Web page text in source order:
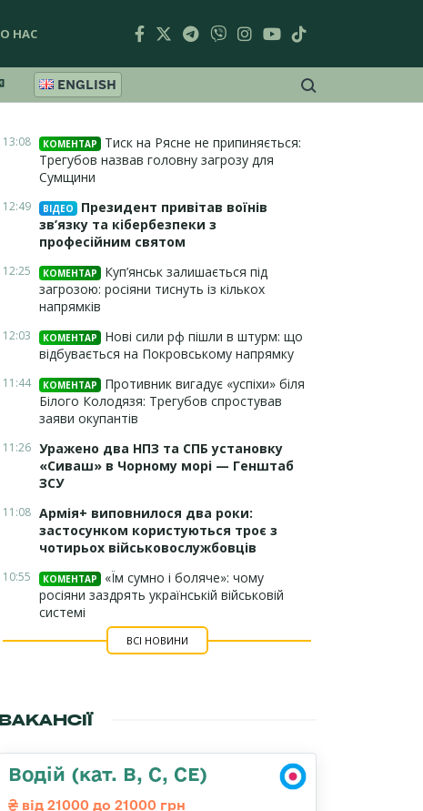
НАС
ENGLISH
13:08 КОМЕНТАР
Тиск на Рясне не припиняється:
Трегубов назвав головну загрозу для
Сумщини
12:49 ВІДЕО
Президент привітав воїнів
зв’язку та кібербезпеки з
професійним святом
12:25 КОМЕНТАР
Куп’янськ залишається під
загрозою: росіяни тиснуть із кількох
напрямків
12:03 КОМЕНТАР
Нові сили рф пішли в штурм: що
відбувається на Покровському напрямку
11:44 КОМЕНТАР
Противник вигадує «успіхи» біля
Білого Колодязя: Трегубов спростував
заяви окупантів
11:26 Уражено два НПЗ та СПБ установку
«Сиваш» в Чорному морі — Генштаб
ЗСУ
11:08 Армія+ виповнилося два роки:
застосунком користуються троє з
чотирьох військовослужбовців
10:55 КОМЕНТАР
«Їм сумно і боляче»: чому
росіяни заздрять українській військовій
системі
ВСІ НОВИНИ
ВАКАНСІЇ
Водій (кат. B, C, CE)
від 21000 до 21000 грн